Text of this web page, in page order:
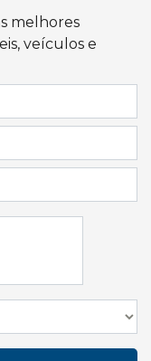
melhores
veículos e